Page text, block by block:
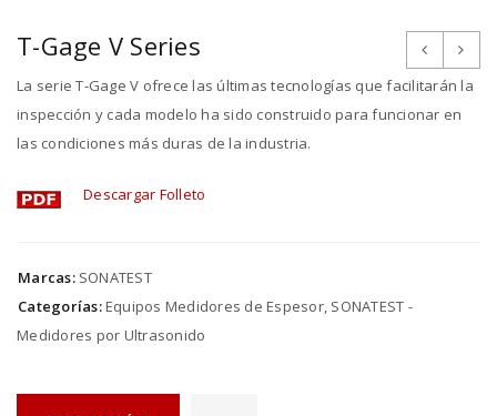
T-Gage V Series
La serie T-Gage V ofrece las últimas tecnologías que facilitarán la
inspección y cada modelo ha sido construido para funcionar en
las condiciones más duras de la industria.
Descargar Folleto
Marcas: SONATEST
Categorías:Equipos Medidores de Espesor, SONATEST -
Medidores por Ultrasonido